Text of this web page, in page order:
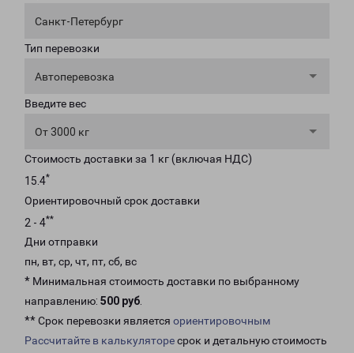
Санкт-Петербург
Тип перевозки
Автоперевозка
Введите вес
От 3000 кг
Стоимость доставки за 1 кг (включая НДС)
15.4*
Ориентировочный срок доставки
2 - 4**
Дни отправки
пн, вт, ср, чт, пт, сб, вс
* Минимальная стоимость доставки по выбранному
направлению: 500 руб.
** Срок перевозки является ориентировочным
Рассчитайте в калькуляторесрок и детальную стоимость